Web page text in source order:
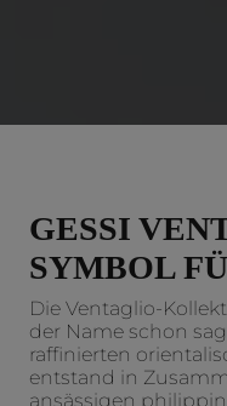
GESSI
SYMBOL
Die Ventaglio-
der Name schon
raffinierten
entstand in
ansässigen